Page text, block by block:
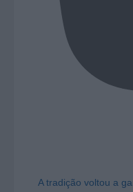
A tradição voltou a